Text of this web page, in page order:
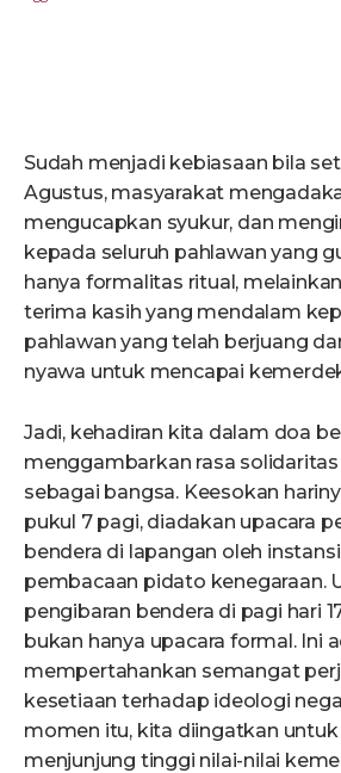
Sudah menjadi kebiasaan bila
Agustus, masyarakat
mengucapkan syukur, dan
kepada seluruh pahlawan yang
hanya formalitas ritual,
terima kasih yang mendalam
pahlawan yang telah berjuang
nyawa untuk mencapai
Jadi, kehadiran kita dalam doa
menggambarkan rasa
sebagai bangsa. Keesokan
pukul 7 pagi, diadakan upacara
bendera di lapangan oleh
pembacaan pidato kenegaraan.
pengibaran bendera di pagi hari
bukan hanya upacara formal. Ini
mempertahankan semangat
kesetiaan terhadap ideologi
momen itu, kita diingatkan
menjunjung tinggi nilai-nilai